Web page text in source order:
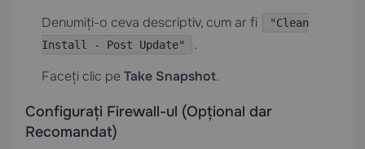
Denumiți-o ceva descriptiv, cum ar fi
"Clean
Install - Post Update"
.
Faceți clic peTake Snapshot.
Configurați Firewall-ul (Opțional dar
Recomandat)